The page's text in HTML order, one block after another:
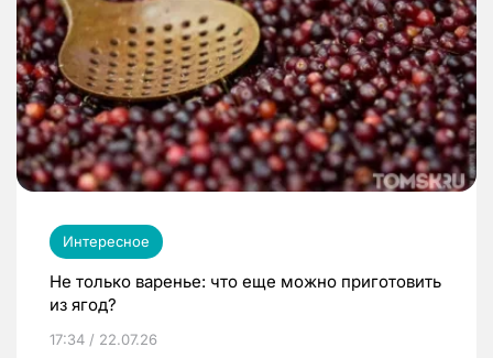
Интересное
Не только варенье: что еще можно приготовить
из ягод?
17:34 / 22.07.26